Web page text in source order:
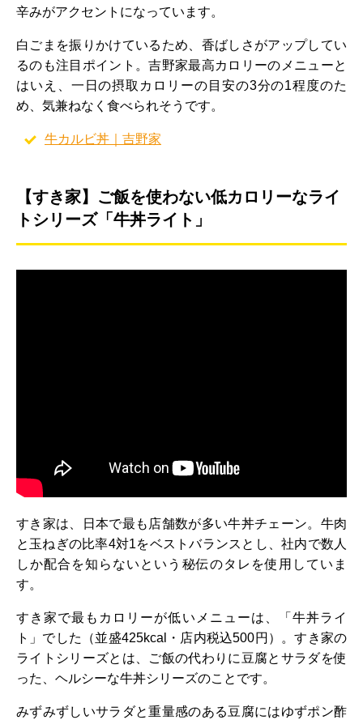
辛みがアクセントになっています。
白ごまを振りかけているため、香ばしさがアップしてい
るのも注目ポイント。吉野家最高カロリーのメニューと
はいえ、一日の摂取カロリーの目安の3分の1程度のた
め、気兼ねなく食べられそうです。
牛カルビ丼｜吉野家
【すき家】ご飯を使わない低カロリーなライ
トシリーズ「牛丼ライト」
すき家は、日本で最も店舗数が多い牛丼チェーン。牛肉
と玉ねぎの比率4対1をベストバランスとし、社内で数人
しか配合を知らないという秘伝のタレを使用していま
す。
すき家で最もカロリーが低いメニューは、「牛丼ライ
ト」でした（並盛425kcal・店内税込500円）。すき家の
ライトシリーズとは、ご飯の代わりに豆腐とサラダを使
った、ヘルシーな牛丼シリーズのことです。
みずみずしいサラダと重量感のある豆腐にはゆずポン酢